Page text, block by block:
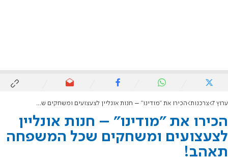
ערוץ 7 צרכנות הכירו את "מודינו" – חנות אונליין לצעצועים ומשחקים שכל המשפחה תאהב!
הכירו את "מודינו" – חנות אונליין
לצעצועים ומשחקים שכל המשפחה
תאהב!